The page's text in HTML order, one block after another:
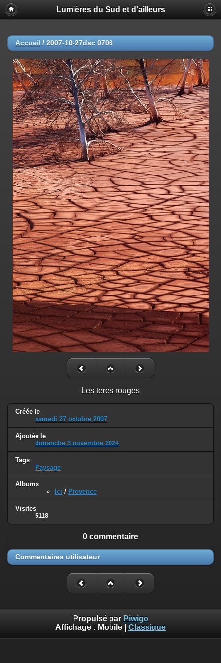
Lumières du Sud et d'ailleurs
Accueil / 2007-10-27dsc 0706
Les teres rouges
Créée le
samedi 27 octobre 2007
Ajoutée le
dimanche 3 novembre 2024
Tags
Paysage
Albums
Ici / Provence
Visites
5118
0 commentaire
Commentaires utilisateur
Propulsé par Piwigo
Affichage : Mobile Classique